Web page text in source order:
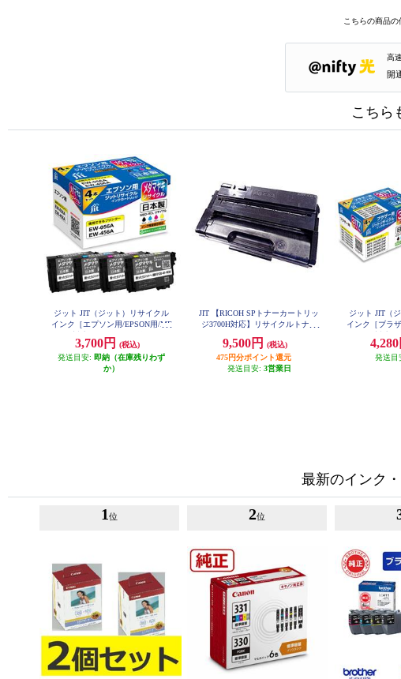
こちらの商品
高
開
こちら
ジット JIT（ジット）リサイクル
インク［エプソン用/EPSON用/ME
JIT-EMED4P ］ JIT-EMED4P
3,700円
(税込)
発送目安: 即納（在庫残りわず
か）
JIT 【RICOH SPトナーカートリッ
ジ3700H対応】リサイクルトナー
ッジ3700H DVIB413
9,500円
(税込)
475円分ポイント還元
発送目安: 3営業日
ジット JIT（
インク［ブラ
4P ］
4,280
発送目
最新のインク
1 位 2位